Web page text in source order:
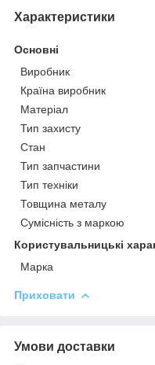
Характеристики
Основні
Виробник
Країна виробник
Матеріал
Тип захисту
Стан
Тип запчастини
Тип техніки
Товщина металу
Сумісність з маркою
Користувальницькі
Марка
Приховати
Умови доставки